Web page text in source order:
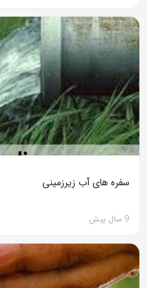
سفره های آب زیرزمینی
9 سال پیش